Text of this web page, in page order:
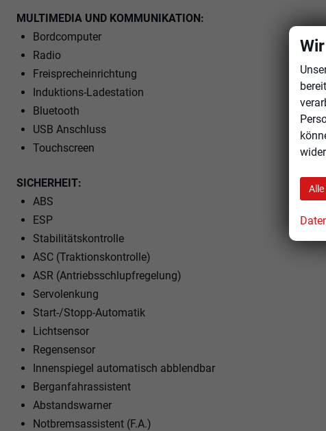
MULTIMEDIA UND KOMMUNIKATION:
Bordcomputer
Radio
Freisprecheinrichtung
Induktions-Ladestation
Bluetooth
USB Anschluss
Touchscreen
SICHERHEIT:
ABS
ESP
Stabilitätskontrolle
ASC (Traktionskontrolle)
ASR (Antriebsschlupfregelung)
Servolenkung
Start-/Stopp-Automatik
Lichtsensor
Regensensor
Innenspiegel automatisch abblendbar
Berganfahrassistent
Abstandswarner
Notbremsassistent (F.A.)